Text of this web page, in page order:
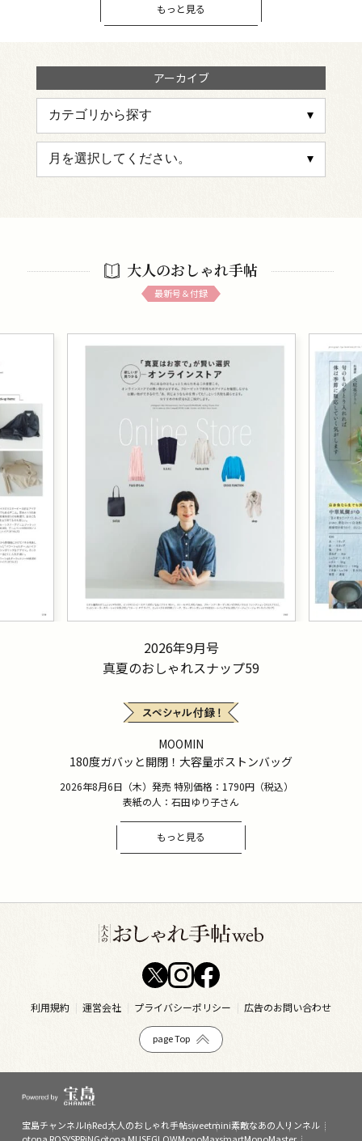
もっと見る
アーカイブ
大人のおしゃれ手帖
最新号＆付録
2026年9月号
真夏のおしゃれスナップ59
MOOMIN
180度ガバッと開閉！大容量ボストンバッグ
2026年8月6日（木）発売 特別価格：1790円（税込）
表紙の人：石田ゆり子さん
もっと見る
利用規約 運営会社 プライバシーポリシー 広告のお問い合わせ
page Top
宝島チャンネルInRed大人のおしゃれ手帖sweetmini素敵なあの人リンネル